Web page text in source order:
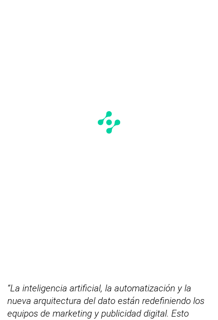
“La inteligencia artificial, la automatización y la
nueva arquitectura del dato están redefiniendo los
equipos de marketing y publicidad digital. Esto